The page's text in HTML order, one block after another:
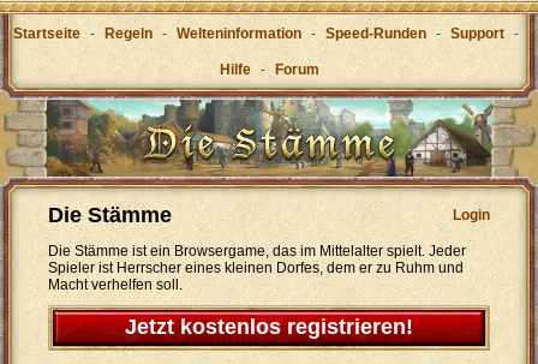
Startseite - Regeln - Welteninformation - Speed-Runden - Support -
Hilfe - Forum
Login
Die Stämme
Die Stämme ist ein Browsergame, das im Mittelalter spielt. Jeder
Spieler ist Herrscher eines kleinen Dorfes, dem er zu Ruhm und
Macht verhelfen soll.
Jetzt kostenlos registrieren!